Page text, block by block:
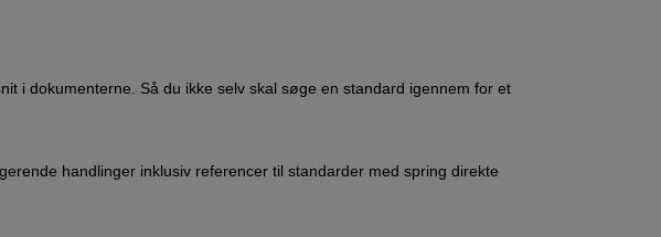
i dokumenterne. Så du ikke selv skal søge en standard igennem for et
handlinger inklusiv referencer til standarder med spring direkte